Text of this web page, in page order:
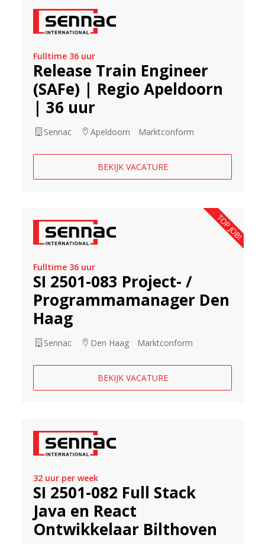
Fulltime 36 uur
Release Train Engineer
(SAFe) | Regio Apeldoorn
| 36 uur
Sennac Apeldoorn Marktconform
BEKIJK VACATURE
Fulltime 36 uur
SI 2501-083 Project- /
Programmamanager Den
Haag
Sennac Den Haag Marktconform
BEKIJK VACATURE
TOP JOB!
32 uur per week
SI 2501-082 Full Stack
Java en React
Ontwikkelaar Bilthoven